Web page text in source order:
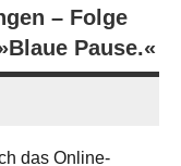
– Folge
Pause.«
das Online-